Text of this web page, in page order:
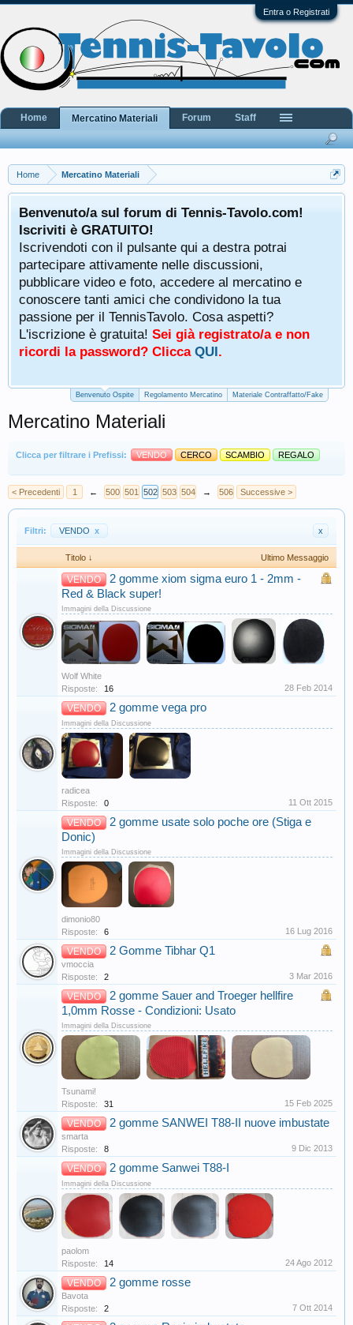
Entra o Registrati
Home Mercatino Materiali
Benvenuto/a sul forum di Tennis-Tavolo.com!
Iscriviti è GRATUITO!
Iscrivendoti con il pulsante qui a destra potrai
partecipare attivamente nelle discussioni,
pubblicare video e foto, accedere al mercatino e
conoscere tanti amici che condividono la tua
passione per il TennisTavolo. Cosa aspetti?
L'iscrizione è gratuita! Sei già registrato/a e non
ricordi la password? Clicca QUI.
Benvenuto Ospite Regolamento Mercatino Materiale Contraffatto/Fake
Mercatino Materiali
Clicca per filtrare i Prefissi: VENDO CERCO SCAMBIO REGALO
< Precedenti 1 ← 500 501 502 503 504 → 506 Successive >
Filtri: VENDO x x
Titolo ↓ Ultimo Messaggio
VENDO
2 gomme xiom sigma euro 1 - 2mm -
Red & Black super!
Immagini della Discussione
Wolf White
Risposte:
16 28 Feb 2014
VENDO 2 gomme vega pro
Immagini della Discussione
radicea
Risposte:
0 11 Ott 2015
VENDO
2 gomme usate solo poche ore (Stiga e
Donic)
Immagini della Discussione
dimonio80
Risposte:
6 16 Lug 2016
VENDO 2 Gomme Tibhar Q1
vmoccia
Risposte:
2 3 Mar 2016
VENDO
2 gomme Sauer and Troeger hellfire
1,0mm Rosse - Condizioni: Usato
Immagini della Discussione
Tsunami!
Risposte:
31 15 Feb 2025
VENDO 2 gomme SANWEI T88-II nuove imbustate
smarta
Risposte:
8 9 Dic 2013
VENDO 2 gomme Sanwei T88-I
Immagini della Discussione
paolom
Risposte:
14 24 Ago 2012
VENDO 2 gomme rosse
Bavota
Risposte:
2 7 Ott 2014
Home Mercatino Materiali Forum Staff